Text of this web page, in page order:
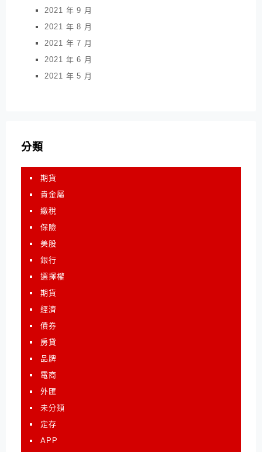
2021 年 9 月
2021 年 8 月
2021 年 7 月
2021 年 6 月
2021 年 5 月
分類
期貨
貴金屬
繳稅
保險
美股
銀行
選擇權
期貨
經濟
債券
房貸
品牌
電商
外匯
未分類
定存
APP